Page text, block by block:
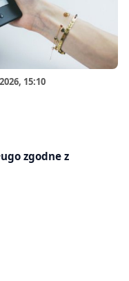
15:10
zgodne z